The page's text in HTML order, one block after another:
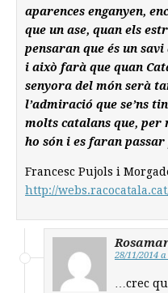
aparences enganyen,
que un ase, quan els
pensaran que és un
i això farà que quan
senyora del món serà
l’admiració que se’ns
molts catalans que, per
ho són i es faran
Francesc Pujols i
http://
28/11/2014 a
…crec